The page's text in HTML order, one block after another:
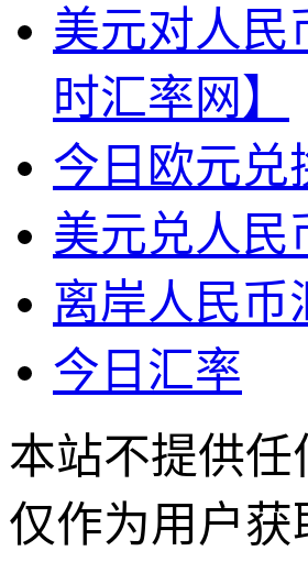
美元对人民
时汇率网】
今日欧元兑
美元兑人民
离岸人民币
今日汇率
本站不提供
仅作为用户